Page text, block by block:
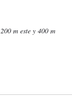
m este y 400 m